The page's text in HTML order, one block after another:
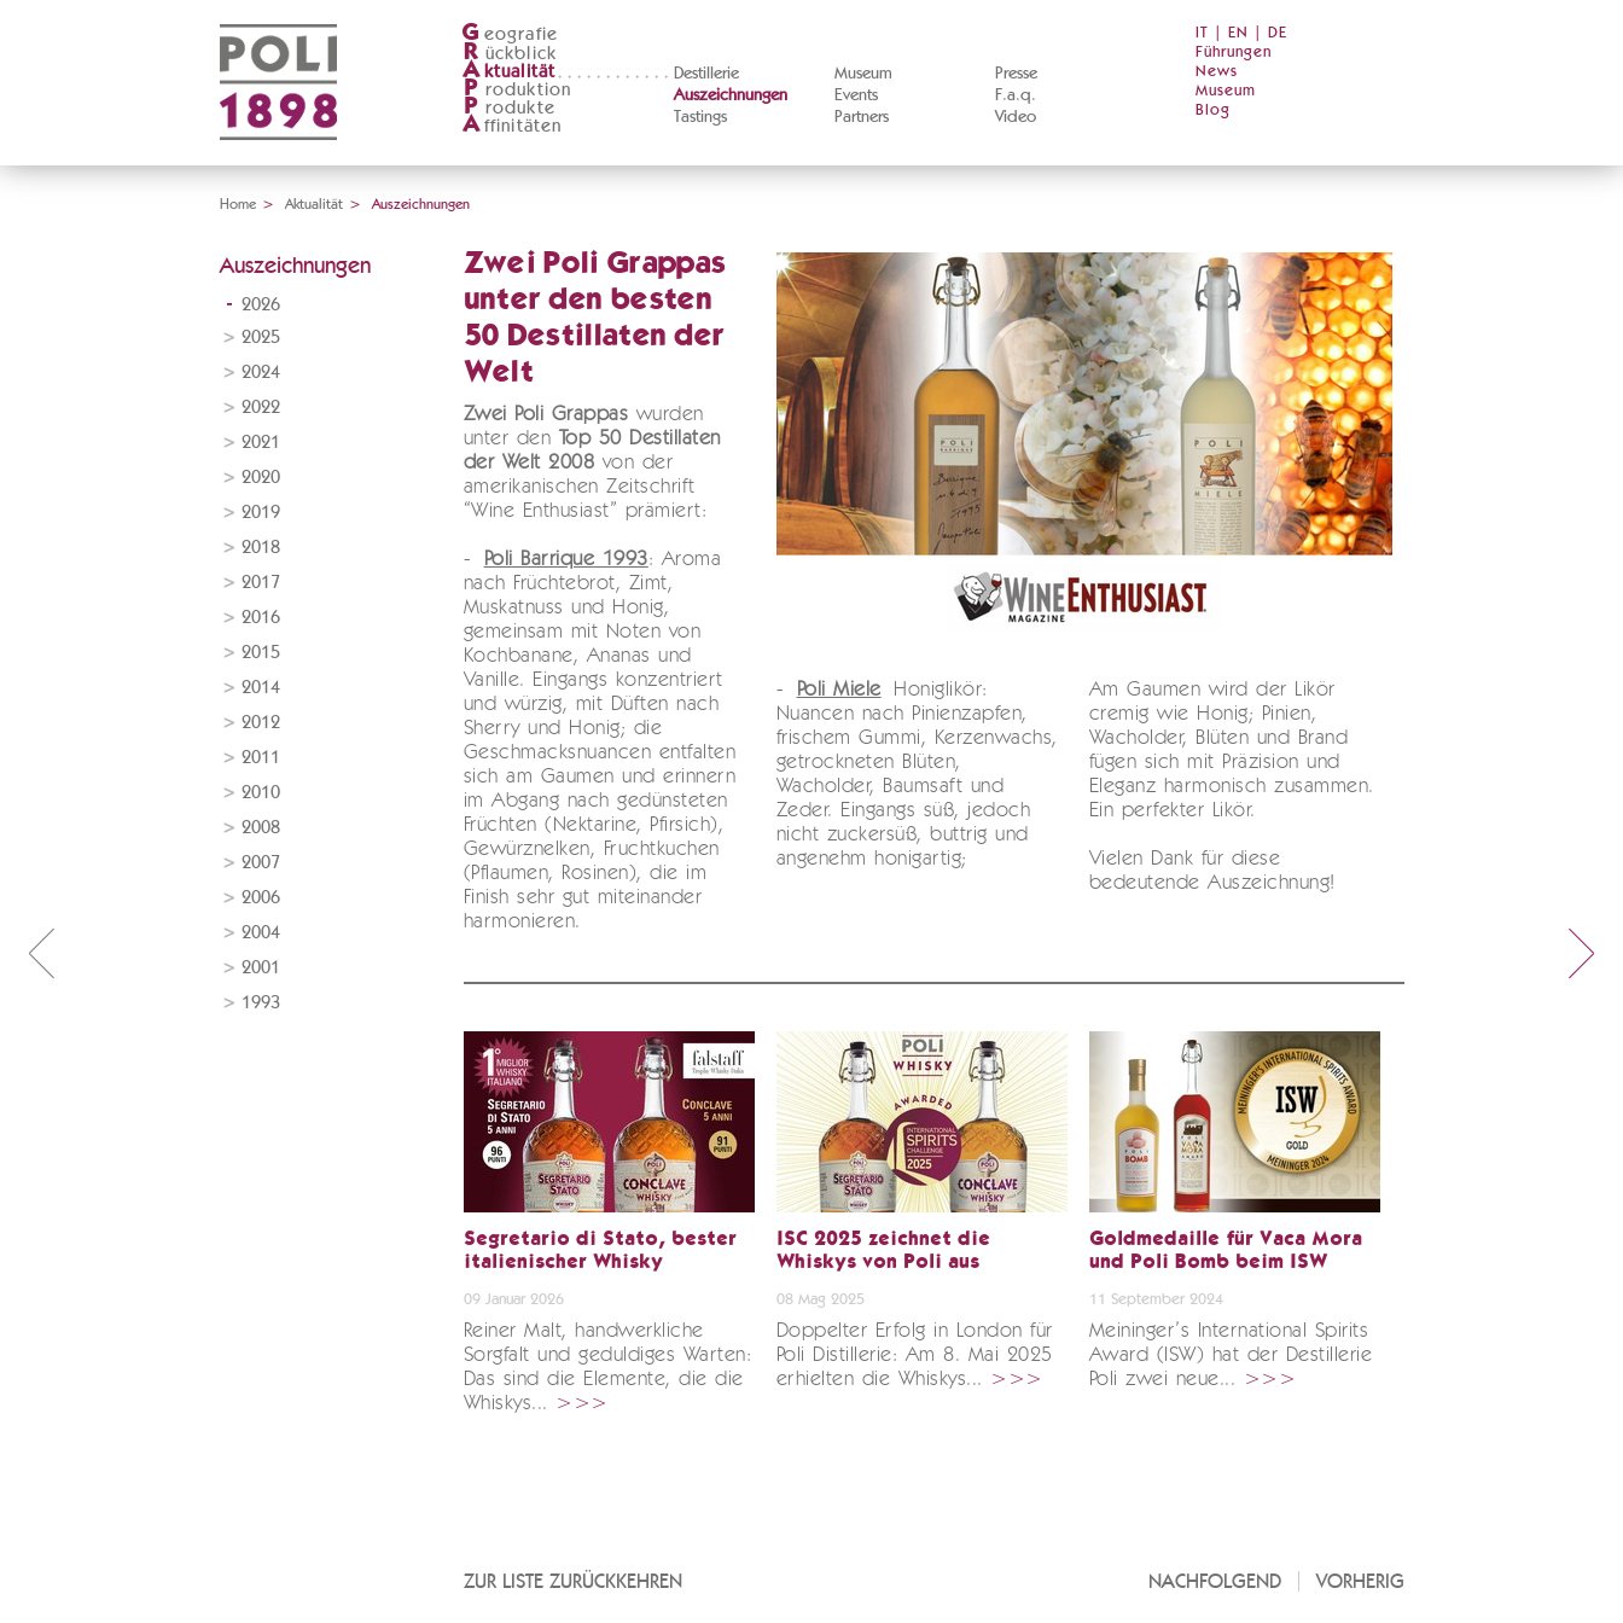
G eografie
R ückblick
A ktualität
Destillerie
Auszeichnungen
Tastings
Museum
Events
Partners
Presse
F.a.q.
Video
P roduktion
P rodukte
A ffinitäten
IT EN
DE
Führungen
News
Museum
Blog
Home > Aktualität > Auszeichnungen
Auszeichnungen
2026
2025
2024
2022
2021
2020
2019
2018
2017
2016
2015
2014
2012
2011
2010
2008
2007
2006
2004
2001
1993
Zwei Poli Grappas
unter den besten
50 Destillaten der
Welt
Zwei Poli Grappas wurden
unter den
Top 50 Destillaten
der Welt 2008 von der
amerikanischen Zeitschrift
“Wine Enthusiast” prämiert:
- Poli Barrique 1993: Aroma
nach Früchtebrot, Zimt,
Muskatnuss und Honig,
gemeinsam mit Noten von
Kochbanane, Ananas und
Vanille. Eingangs konzentriert
und würzig, mit Düften nach
Sherry und Honig; die
Geschmacksnuancen entfalten
sich am Gaumen und erinnern
im Abgang nach gedünsteten
Früchten (Nektarine, Pfirsich),
Gewürznelken, Fruchtkuchen
(Pflaumen, Rosinen), die im
Finish sehr gut miteinander
harmonieren.
- Poli Miele Honiglikör:
Nuancen nach Pinienzapfen,
frischem Gummi, Kerzenwachs,
getrockneten Blüten,
Wacholder, Baumsaft und
Zeder. Eingangs süß, jedoch
nicht zuckersüß, buttrig und
angenehm honigartig;
Am Gaumen wird der Likör
cremig wie Honig; Pinien,
Wacholder, Blüten und Brand
fügen sich mit Präzision und
Eleganz harmonisch zusammen.
Ein perfekter Likör.
Vielen Dank für diese
bedeutende Auszeichnung!
Segretario di Stato, bester
italienischer Whisky
09 Januar 2026
Reiner Malt, handwerkliche
Sorgfalt und geduldiges Warten:
Das sind die Elemente, die die
Whiskys... >>>
ISC 2025 zeichnet die
Whiskys von Poli aus
08 Mag 2025
Doppelter Erfolg in London für
Poli Distillerie: Am 8. Mai 2025
erhielten die Whiskys... >>>
Goldmedaille für Vaca Mora
und Poli Bomb beim ISW
11 September 2024
Meininger’s International Spirits
Award (ISW) hat der Destillerie
Poli zwei neue... >>>
ZUR LISTE ZURÜCKKEHREN VORHERIG
NACHFOLGEND